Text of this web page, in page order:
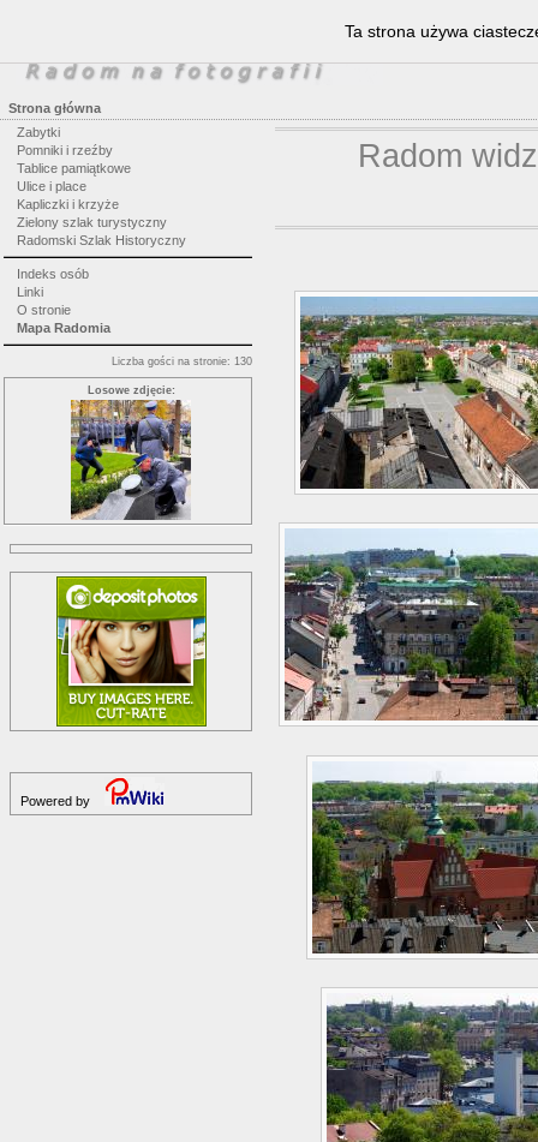
Strona główna
Zabytki
Pomniki i rzeźby
Tablice pamiątkowe
Ulice i place
Kapliczki i krzyże
Zielony szlak turystyczny
Radomski Szlak Historyczny
Indeks osób
Linki
O stronie
Mapa Radomia
Liczba gości na stronie: 130
Losowe zdjęcie:
Powered by
Radom
Ta strona używa